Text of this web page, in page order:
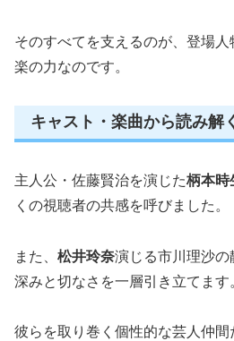
そのすべてを支えるのが、登場
楽の力なのです。
キャスト・楽曲から読み解
主人公・佐藤賢治を演じた柄本時
くの視聴者の共感を呼びました。
また、 松井玲奈演じる市川理沙
深みと切なさを一層引き立てます
彼らを取り巻く個性的な芸人仲間